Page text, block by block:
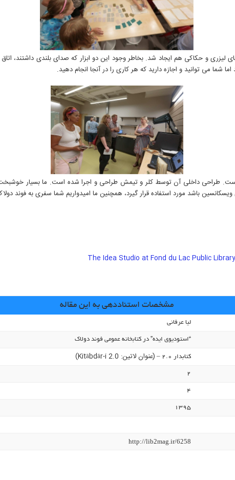
لیزری و حکاکی هم ایجاد شد. بخاطر وجود این دو ابزار که صدای بلندی داشتند،
اما شما می توانید و اجازه دارید که هر کاری را در آنجا انجام دهید.
است. طراحی داخلی آن توسط کلر و تیمش طراحی و اجرا شده است. ما بسیار
باشد مورد استفاده قرار گیرد، همچنین ما امیدواریم شما سفری به فوند
The Idea Studio at Fond du Lac Public Library
مشخصات استناددهی به این مقاله
لیا عرفانی
“استودیوی ایده” در کتابخانه عمومی فوند دولاک
کتابدار ۲.۰ – (عنوان لاتین: Kitābdār-i 2.0)
۲
۴
۱۳۹۵
http://lib2mag.ir/6258